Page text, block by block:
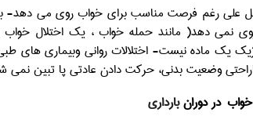
رغم فرصت مناسب برای خواب روی می دهد- بی
نمی دهد( مانند حمله خواب ، یک اختلال خواب
یک ماده نیست- اختلالات روانی وبیماری های
وضعیت بدنی، حرکت دادن عادتی پا تبین نمی شود
در دورانبارداری